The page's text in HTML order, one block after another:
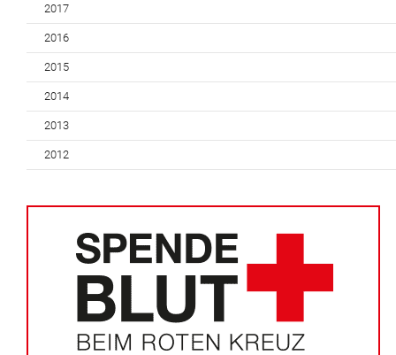
2017
2016
2015
2014
2013
2012